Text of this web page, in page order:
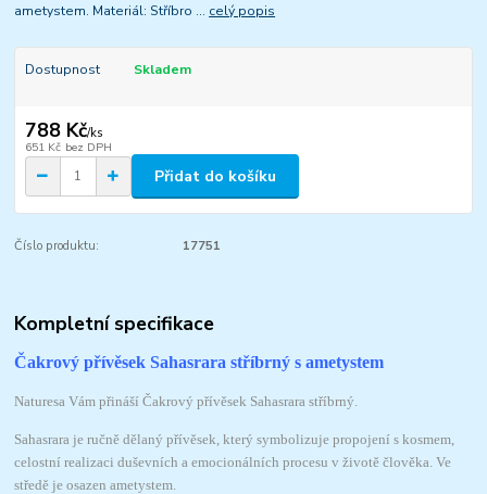
ametystem. Materiál: Stříbro ... celý popis
Dostupnost Skladem
788 Kč/ks
651 Kč bez DPH
Přidat do košíku
Číslo produktu: 17751
Kompletní specifikace
Čakrový přívěsek Sahasrara stříbrný s ametystem
Naturesa Vám přináší Čakrový přívěsek Sahasrara stříbrný.
Sahasrara je ručně dělaný přívěsek, který symbolizuje propojení s kosmem,
celostní realizaci duševních a emocionálních procesu v životě člověka. Ve
středě je osazen ametystem.